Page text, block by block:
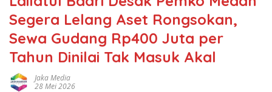
Segera Lelang Aset Rongsokan,
Sewa Gudang Rp400 Juta per
Tahun Dinilai Tak Masuk Akal
Jaka Media
28 Mei 2026